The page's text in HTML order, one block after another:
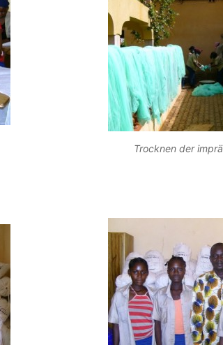
Trocknen der